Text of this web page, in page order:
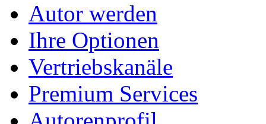
Autor werden
Ihre Optionen
Vertriebskanäle
Premium Services